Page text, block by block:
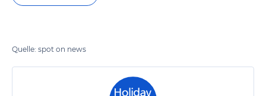
Quelle: spot on news